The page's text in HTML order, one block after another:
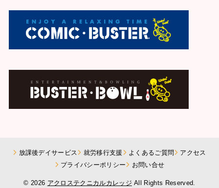
放課後デイサービス 就労移行支援 よくあるご質問
アクセス
プライバシーポリシー
お問い合せ
© 2026 アクロステクニカルカレッジ All Rights Reserved.